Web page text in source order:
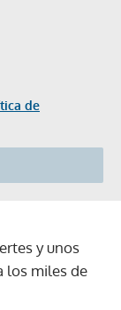
de
y unos
los miles de